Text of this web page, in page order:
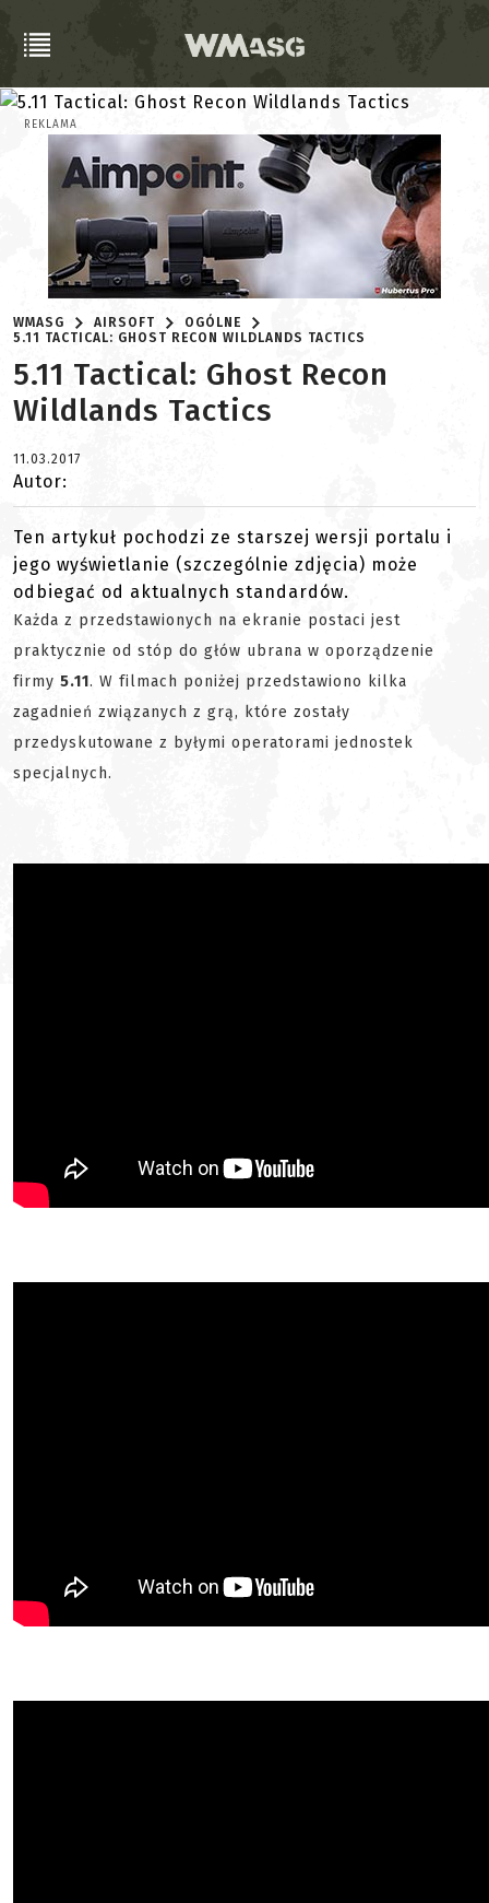
REKLAMA
WMASG AIRSOFT
OGÓLNE
5.11 TACTICAL: GHOST RECON WILDLANDS TACTICS
5.11 Tactical: Ghost Recon
Wildlands Tactics
11.03.2017
Autor:
Ten artykuł pochodzi ze starszej wersji portalu i
jego wyświetlanie (szczególnie zdjęcia) może
odbiegać od aktualnych standardów.
Każda z przedstawionych na ekranie postaci jest
praktycznie od stóp do głów ubrana w oporządzenie
firmy 5.11. W filmach poniżej przedstawiono kilka
zagadnień związanych z grą, które zostały
przedyskutowane z byłymi operatorami jednostek
specjalnych.